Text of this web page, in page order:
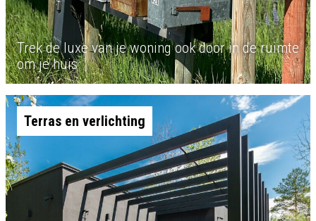
Trek de luxe van je woning ook door in de ruimte
om je huis
Terras en verlichting